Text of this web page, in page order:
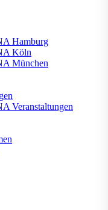
Hamburg
Köln
München
Veranstaltungen